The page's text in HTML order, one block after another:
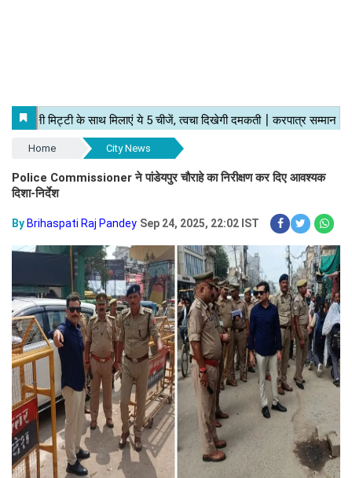
Home City News
Police Commissioner ने पांडेयपुर चौराहे का निरीक्षण कर दिए आवश्यक
दिशा-निर्देश
By Brihaspati Raj Pandey Sep 24, 2025, 22:02 IST